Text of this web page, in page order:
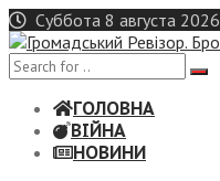
Skip
to
content
Суббота 8 августа 2026
ГОЛОВНА
ВІЙНА
НОВИНИ